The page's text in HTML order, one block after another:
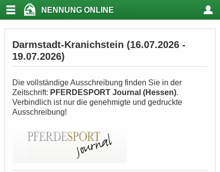
NENNUNG ONLINE
Darmstadt-Kranichstein (16.07.2026 -
19.07.2026)
Die vollständige Ausschreibung finden Sie in der
Zeitschrift: PFERDESPORT Journal (Hessen).
Verbindlich ist nur die genehmigte und gedruckte
Ausschreibung!